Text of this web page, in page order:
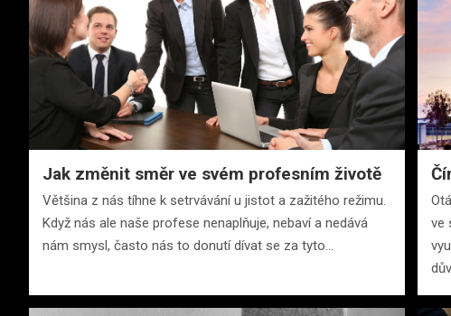
Jak změnit směr ve svém profesním životě
Většina z nás tíhne k setrvávání u jistot a zažitého režimu.
Když nás ale naše profese nenaplňuje, nebaví a nedává
nám smysl, často nás to donutí dívat se za tyto…
ve